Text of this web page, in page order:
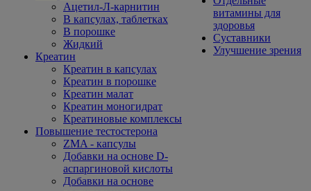
Ацетил-Л-карнитин
В капсулах, таблетках
В порошке
Жидкий
Креатин
Креатин в капсулах
Креатин в порошке
Креатин малат
Креатин моногидрат
Креатиновые комплексы
Повышение тестостерона
ZMA - капсулы
Добавки на основе D-
аспаргиновой кислоты
Добавки на основе
витамины для
здоровья
Суставники
Улучшение зрения